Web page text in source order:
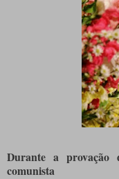
Durante a provação
comunista